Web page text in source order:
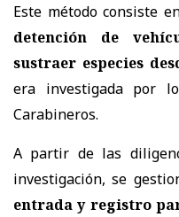
Este método consiste
detención de
sustraer especies
era investigada por
Carabineros.
A partir de las
investigación, se
entrada y registro